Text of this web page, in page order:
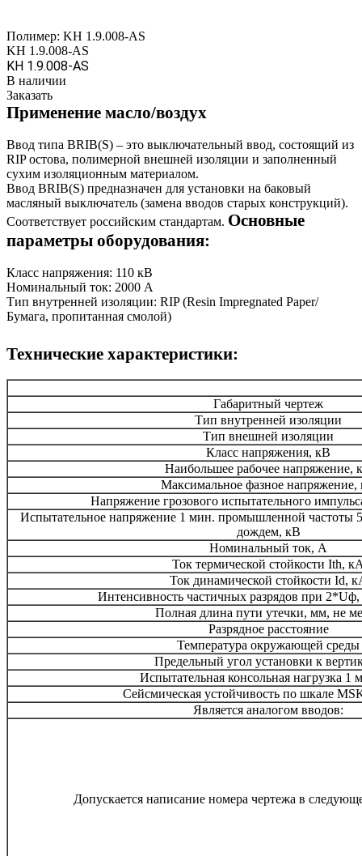
Полимер: KH 1.9.008-AS
KH 1.9.008-AS
KH 1.9.008-AS
В наличии
Заказать
Применение масло/воздух
Ввод типа BRIB(S) – это выключательный ввод, состоящий из
RIP остова, полимерной внешней изоляции и заполненный
сухим изоляционным материалом.
Ввод BRIB(S) предназначен для установки на баковый
масляный выключатель (замена вводов старых конструкций).
Соответствует российским стандартам. Основные
параметры оборудования:
Класс напряжения: 110 кВ
Номинальный ток: 2000 А
Тип внутренней изоляции: RIP (Resin Impregnated Paper/
Бумага, пропитанная смолой)
Технические характеристики:
Габаритный чертеж
Тип внутренней изоляции
Тип внешней изоляции
Класс напряжения, кВ
Наибольшее рабочее напряжение,
Максимальное фазное напряжение,
Напряжение грозового испытательного
Испытательное напряжение 1 мин. промышленной частоты
дождем, кВ
Номинальный ток, А
Ток термической стойкости Ith,
Ток динамической стойкости Id,
Интенсивность частичных разрядов при
Полная длина пути утечки, мм, не
Разрядное расстояние
Температура окружающей среды
Предельный угол установки к
Испытательная консольная нагрузка 1
Сейсмическая устойчивость по шкале
Является аналогом вводов:
Допускается написание номера чертежа в